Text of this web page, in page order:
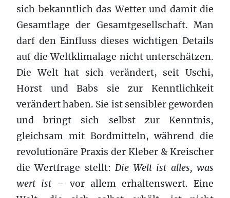
sich bekanntlich das Wetter und damit die
Gesamtlage der Gesamtgesellschaft. Man
darf den Einfluss dieses wichtigen Details
auf die Weltklimalage nicht unterschätzen.
Die Welt hat sich verändert, seit Uschi,
Horst und Babs sie zur Kenntlichkeit
verändert haben. Sie ist sensibler geworden
und bringt sich selbst zur Kenntnis,
gleichsam mit Bordmitteln, während die
revolutionäre Praxis der Kleber & Kreischer
die Wertfrage stellt:Die Welt ist alles, was
wert ist – vor allem erhaltenswert. Eine